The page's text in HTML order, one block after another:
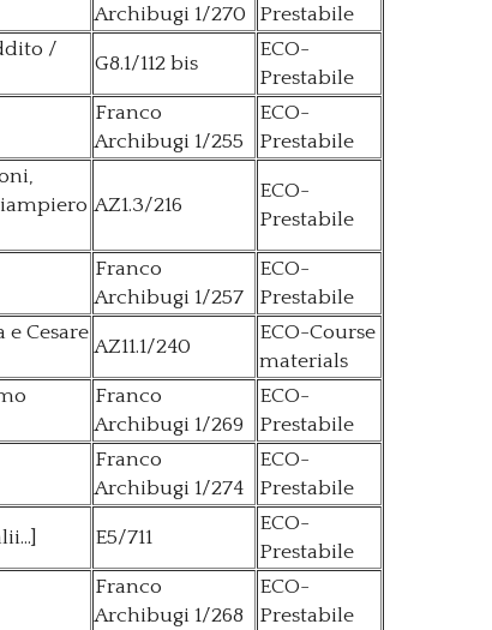
Archibugi 1/270
Prestabile
/
G8.1/112 bis
ECO-
Prestabile
Franco
Archibugi 1/255
ECO-
Prestabile
AZ1.3/216
ECO-
Prestabile
Franco
Archibugi 1/257
ECO-
Prestabile
Cesare
AZ11.1/240
ECO-Course
materials
Franco
Archibugi 1/269
ECO-
Prestabile
Franco
Archibugi 1/274
ECO-
Prestabile
E5/711
ECO-
Prestabile
Franco
Archibugi 1/268
ECO-
Prestabile